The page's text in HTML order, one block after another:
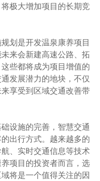
极大增加项目的长期竞
划是开发温泉康养项目
来会新建高速公路、拓
些都将成为项目增值的
发展潜力的地块，不仅
享受到区域交通改善带
设施的完善，智慧交通
出行方式。越来越多的
、实时交通信息等技术
项目的投资者而言，选
将是一个值得关注的因